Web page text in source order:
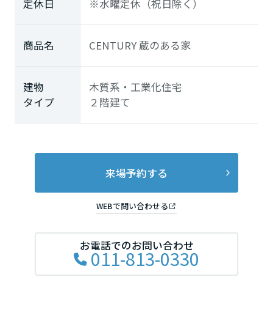
定休日 ※水曜定休（祝日除く）
商品名 CENTURY 蔵のある家
建物
タイプ
木質系・工業化住宅
２階建て
来場予約する
WEBで問い合わせる
お電話でのお問い合わせ
011-813-0330